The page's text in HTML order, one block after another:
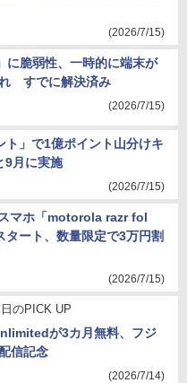
(2026/7/15)
に脆弱性、一時的に端末が
すでに解決済み
(2026/7/15)
ト」で1億ポイント山分けキ
9月に実施
(2026/7/15)
マホ「motorola razr fol
タート、数量限定で3万円割
(2026/7/15)
のPICK UP
が3カ月無料、フジ
信記念
(2026/7/14)